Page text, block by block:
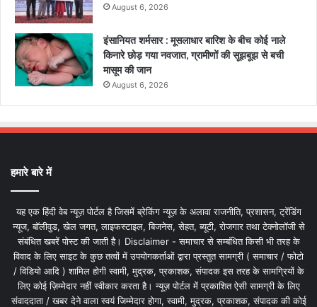
August 6, 2026
इंसानियत शर्मसार : मूसलाधार बारिश के बीच कोई नाले
किनारे छोड़ गया नवजात, ग्रामीणों की सूझबूझ से बची
मासूम की जान
August 6, 2026
हमारे बारे में
यह एक हिंदी वेब न्यूज़ पोर्टल है जिसमें ब्रेकिंग न्यूज़ के अलावा राजनीति, प्रशासन, ट्रेंडिंग
न्यूज, बॉलीवुड, खेल जगत, लाइफस्टाइल, बिजनेस, सेहत, ब्यूटी, रोजगार तथा टेक्नोलॉजी से
संबंधित खबरें पोस्ट की जाती है। Disclaimer - समाचार से सम्बंधित किसी भी तरह के
विवाद के लिए साइट के कुछ तत्वों में उपयोगकर्ताओं द्वारा प्रस्तुत सामग्री ( समाचार / फोटो
/ विडियो आदि ) शामिल होगी स्वामी, मुद्रक, प्रकाशक, संपादक इस तरह के सामग्रियों के
लिए कोई ज़िम्मेदार नहीं स्वीकार करता है। न्यूज़ पोर्टल में प्रकाशित ऐसी सामग्री के लिए
संवाददाता / खबर देने वाला स्वयं जिम्मेदार होगा, स्वामी, मुद्रक, प्रकाशक, संपादक की कोई